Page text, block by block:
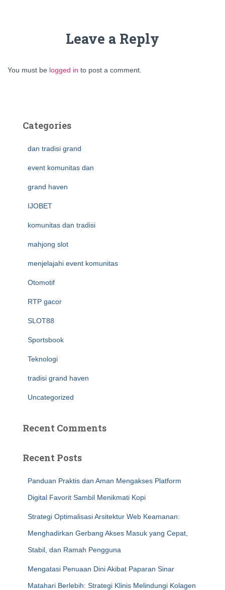
Leave a Reply
You must be logged in to post a comment.
Categories
dan tradisi grand
event komunitas dan
grand haven
IJOBET
komunitas dan tradisi
mahjong slot
menjelajahi event komunitas
Otomotif
RTP gacor
SLOT88
Sportsbook
Teknologi
tradisi grand haven
Uncategorized
Recent Comments
Recent Posts
Panduan Praktis dan Aman Mengakses Platform
Digital Favorit Sambil Menikmati Kopi
Strategi Optimalisasi Arsitektur Web Keamanan:
Menghadirkan Gerbang Akses Masuk yang Cepat,
Stabil, dan Ramah Pengguna
Mengatasi Penuaan Dini Akibat Paparan Sinar
Matahari Berlebih: Strategi Klinis Melindungi Kolagen